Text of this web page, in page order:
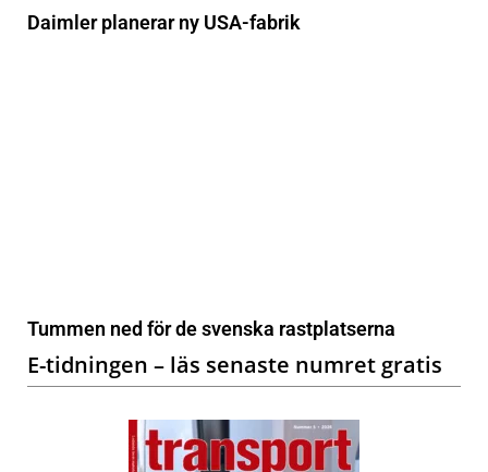
Daimler planerar ny USA-fabrik
Tummen ned för de svenska rastplatserna
E-tidningen – läs senaste numret gratis